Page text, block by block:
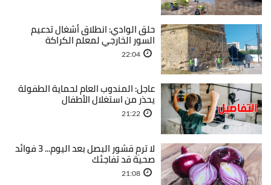
حلق الوادي: انطلاق أشغال تدعيم
السور الخارجي لمعلم الكراكة
22:04
عاجل: المندوب العام لحماية الطفولة
يحذر من استغلال الأطفال
21:22
لا ترمِ قشور البصل بعد اليوم... 3 فوائد
صحية قد تفاجئك
21:08